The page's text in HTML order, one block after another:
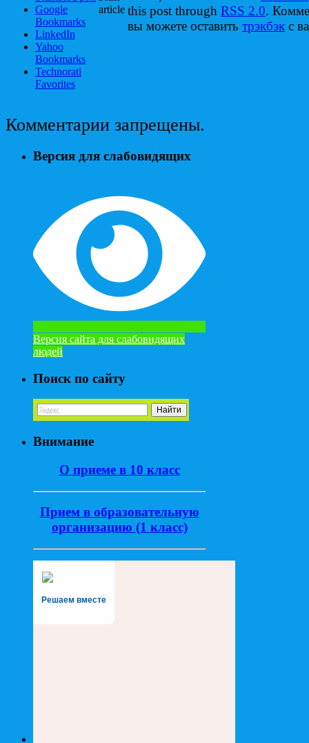
Google
Bookmarks
LinkedIn
Yahoo
Bookmarks
Technorati
Favorites
article this post through RSS 2.0.
вы можете оставить трэкбэк с
Комментарии запрещены.
Версия для слабовидящих
Версия сайта для слабовидящих
людей
Поиск по сайту
Внимание
О приеме в 10 класс
Прием в образовательную
организацию (1 класс)
Решаем вместе